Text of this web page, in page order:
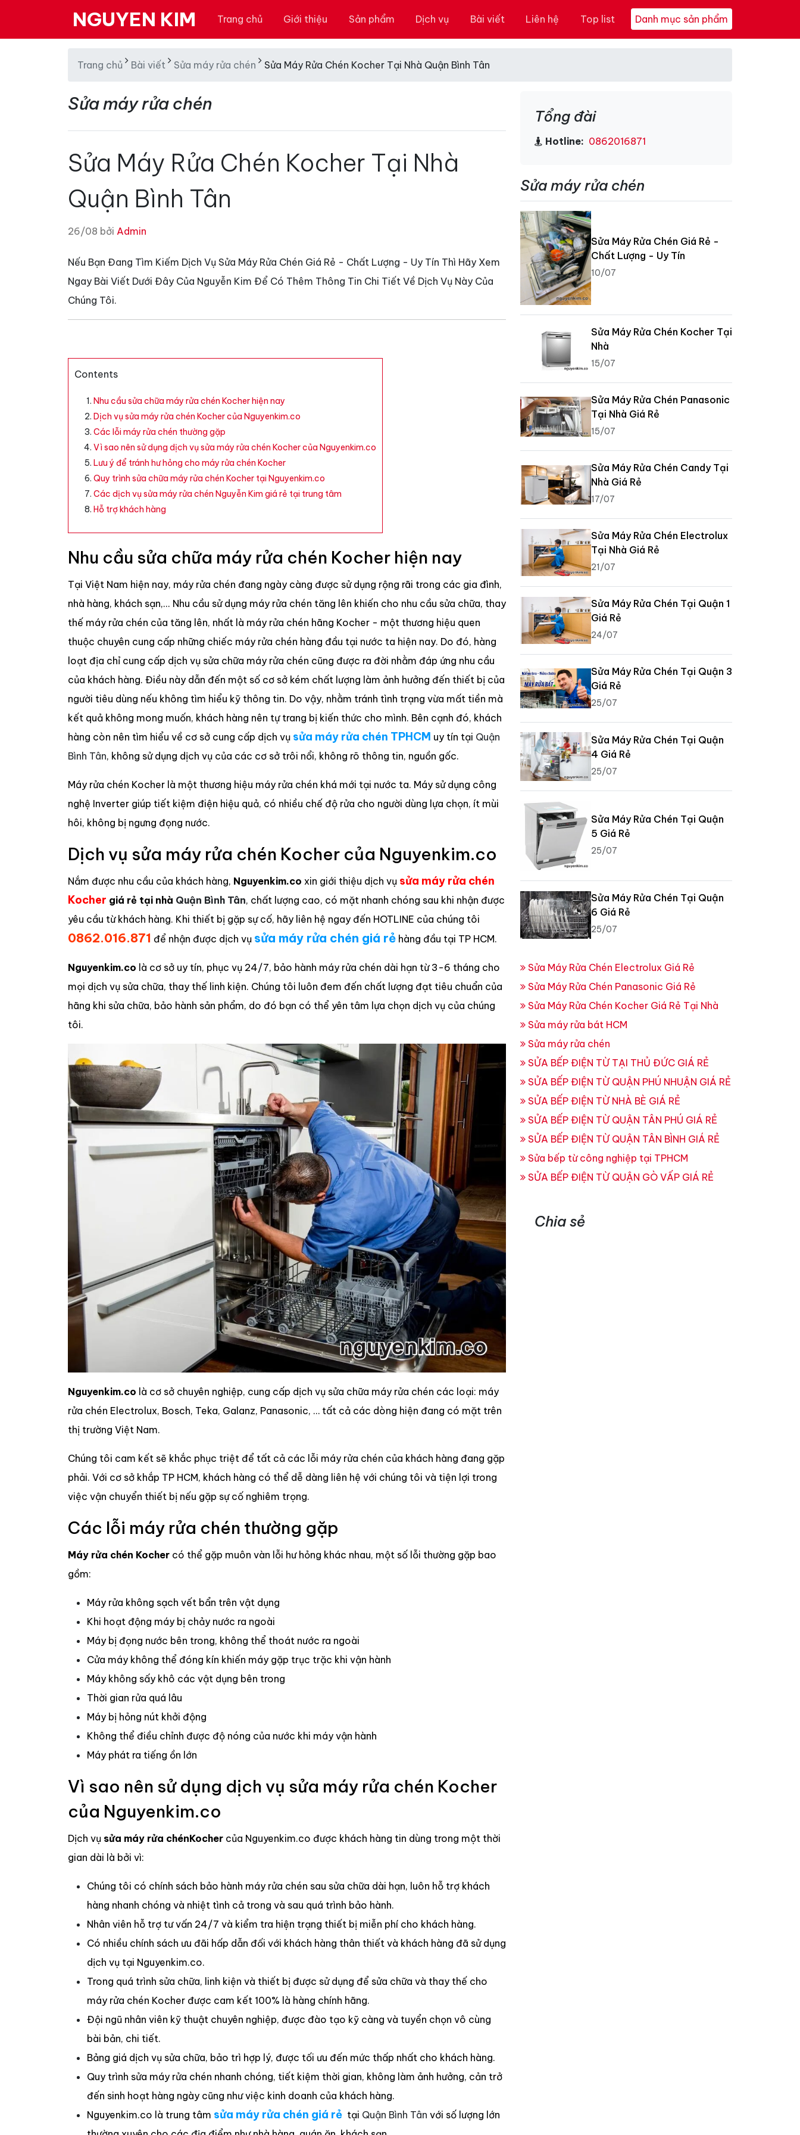
NGUYEN KIM Trang chủ Giới thiệu Sản phẩm Dịch vụ Bài viết Liên hệ Top list Danh mục sản phẩm
Trang chủ Bài viết Sửa máy rửa chén Sửa Máy Rửa Chén Kocher Tại Nhà Quận Bình Tân
Sửa máy rửa chén
Sửa Máy Rửa Chén Kocher Tại Nhà
Quận Bình Tân
26/08 bởi Admin
Nếu Bạn Đang Tìm Kiếm Dịch Vụ Sửa Máy Rửa Chén Giá Rẻ - Chất Lượng - Uy Tín Thì Hãy Xem
Ngay Bài Viết Dưới Đây Của Nguyễn Kim Để Có Thêm Thông Tin Chi Tiết Về Dịch Vụ Này Của
Chúng Tôi.
Contents
Nhu cầu sửa chữa máy rửa chén Kocher hiện nay
Dịch vụ sửa máy rửa chén Kocher của Nguyenkim.co
Các lỗi máy rửa chén thường gặp
Vì sao nên sử dụng dịch vụ sửa máy rửa chén Kocher của Nguyenkim.co
Lưu ý để tránh hư hỏng cho máy rửa chén Kocher
Quy trình sửa chữa máy rửa chén Kocher tại Nguyenkim.co
Các dịch vụ sửa máy rửa chén Nguyễn Kim giá rẻ tại trung tâm
Hỗ trợ khách hàng
Nhu cầu sửa chữa máy rửa chén Kocher hiện nay
Tại Việt Nam hiện nay, máy rửa chén đang ngày càng được sử dụng rộng rãi trong các gia đình,
nhà hàng, khách sạn,... Nhu cầu sử dụng máy rửa chén tăng lên khiến cho nhu cầu sửa chữa, thay
thế máy rửa chén của tăng lên, nhất là máy rửa chén hãng Kocher - một thương hiệu quen
thuộc chuyên cung cấp những chiếc máy rửa chén hàng đầu tại nước ta hiện nay. Do đó, hàng
loạt địa chỉ cung cấp dịch vụ sửa chữa máy rửa chén cũng được ra đời nhằm đáp ứng nhu cầu
của khách hàng. Điều này dẫn đến một số cơ sở kém chất lượng làm ảnh hưởng đến thiết bị của
người tiêu dùng nếu không tìm hiểu kỹ thông tin. Do vậy, nhằm tránh tình trạng vừa mất tiền mà
kết quả không mong muốn, khách hàng nên tự trang bị kiến thức cho mình. Bên cạnh đó, khách
hàng còn nên tìm hiểu về cơ sở cung cấp dịch vụ sửa máy rửa chén TPHCM uy tín tại Quận
Bình Tân, không sử dụng dịch vụ của các cơ sở trôi nổi, không rõ thông tin, nguồn gốc.
Máy rửa chén Kocher là một thương hiệu máy rửa chén khá mới tại nước ta. Máy sử dụng công
nghệ Inverter giúp tiết kiệm điện hiệu quả, có nhiều chế độ rửa cho người dùng lựa chọn, ít mùi
hôi, không bị ngưng đọng nước.
Dịch vụ sửa máy rửa chén Kocher của Nguyenkim.co
Nắm được nhu cầu của khách hàng, Nguyenkim.co xin giới thiệu dịch vụ sửa máy rửa chén
Kocher giá rẻ tại nhà Quận Bình Tân, chất lượng cao, có mặt nhanh chóng sau khi nhận được
yêu cầu từ khách hàng. Khi thiết bị gặp sự cố, hãy liên hệ ngay đến HOTLINE của chúng tôi
0862.016.871 để nhận được dịch vụ sửa máy rửa chén giá rẻ hàng đầu tại TP HCM.
Nguyenkim.co là cơ sở uy tín, phục vụ 24/7, bảo hành máy rửa chén dài hạn từ 3-6 tháng cho
mọi dịch vụ sửa chữa, thay thế linh kiện. Chúng tôi luôn đem đến chất lượng đạt tiêu chuẩn của
hãng khi sửa chữa, bảo hành sản phẩm, do đó bạn có thể yên tâm lựa chọn dịch vụ của chúng
tôi.
Nguyenkim.co là cơ sở chuyên nghiệp, cung cấp dịch vụ sửa chữa máy rửa chén các loại: máy
rửa chén Electrolux, Bosch, Teka, Galanz, Panasonic, … tất cả các dòng hiện đang có mặt trên
thị trường Việt Nam.
Chúng tôi cam kết sẽ khắc phục triệt để tất cả các lỗi máy rửa chén của khách hàng đang gặp
phải. Với cơ sở khắp TP HCM, khách hàng có thể dễ dàng liên hệ với chúng tôi và tiện lợi trong
việc vận chuyển thiết bị nếu gặp sự cố nghiêm trọng.
Các lỗi máy rửa chén thường gặp
Máy rửa chén Kocher có thể gặp muôn vàn lỗi hư hỏng khác nhau, một số lỗi thường gặp bao
gồm:
Máy rửa không sạch vết bẩn trên vật dụng
Khi hoạt động máy bị chảy nước ra ngoài
Máy bị đọng nước bên trong, không thể thoát nước ra ngoài
Cửa máy không thể đóng kín khiến máy gặp trục trặc khi vận hành
Máy không sấy khô các vật dụng bên trong
Thời gian rửa quá lâu
Máy bị hỏng nút khởi động
Không thể điều chỉnh được độ nóng của nước khi máy vận hành
Máy phát ra tiếng ồn lớn
Vì sao nên sử dụng dịch vụ sửa máy rửa chén Kocher
của Nguyenkim.co
Dịch vụ sửa máy rửa chénKocher của Nguyenkim.co được khách hàng tin dùng trong một thời
gian dài là bởi vì:
Chúng tôi có chính sách bảo hành máy rửa chén sau sửa chữa dài hạn, luôn hỗ trợ khách
hàng nhanh chóng và nhiệt tình cả trong và sau quá trình bảo hành.
Nhân viên hỗ trợ tư vấn 24/7 và kiểm tra hiện trạng thiết bị miễn phí cho khách hàng.
Có nhiều chính sách ưu đãi hấp dẫn đối với khách hàng thân thiết và khách hàng đã sử dụng
dịch vụ tại Nguyenkim.co.
Trong quá trình sửa chữa, linh kiện và thiết bị được sử dụng để sửa chữa và thay thế cho
máy rửa chén Kocher được cam kết 100% là hàng chính hãng.
Đội ngũ nhân viên kỹ thuật chuyên nghiệp, được đào tạo kỹ càng và tuyển chọn vô cùng
bài bản, chi tiết.
Bảng giá dịch vụ sửa chữa, bảo trì hợp lý, được tối ưu đến mức thấp nhất cho khách hàng.
Quy trình sửa máy rửa chén nhanh chóng, tiết kiệm thời gian, không làm ảnh hưởng, cản trở
đến sinh hoạt hàng ngày cũng như việc kinh doanh của khách hàng.
Nguyenkim.co là trung tâm sửa máy rửa chén giá rẻ tại Quận Bình Tân với số lượng lớn
Tổng đài
Hotline: 0862016871
Sửa máy rửa chén
Sửa Máy Rửa Chén Giá Rẻ -
Chất Lượng - Uy Tín
10/07
Sửa Máy Rửa Chén Kocher Tại
Nhà
15/07
Sửa Máy Rửa Chén Panasonic
Tại Nhà Giá Rẻ
15/07
Sửa Máy Rửa Chén Candy Tại
Nhà Giá Rẻ
17/07
Sửa Máy Rửa Chén Electrolux
Tại Nhà Giá Rẻ
21/07
Sửa Máy Rửa Chén Tại Quận 1
Giá Rẻ
24/07
Sửa Máy Rửa Chén Tại Quận 3
Giá Rẻ
25/07
Sửa Máy Rửa Chén Tại Quận
4 Giá Rẻ
25/07
Sửa Máy Rửa Chén Tại Quận
5 Giá Rẻ
25/07
Sửa Máy Rửa Chén Tại Quận
6 Giá Rẻ
25/07
Sửa Máy Rửa Chén Electrolux Giá Rẻ
Sửa Máy Rửa Chén Panasonic Giá Rẻ
Sửa Máy Rửa Chén Kocher Giá Rẻ Tại Nhà
Sửa máy rửa bát HCM
Sửa máy rửa chén
SỬA BẾP ĐIỆN TỪ TẠI THỦ ĐỨC GIÁ RẺ
SỬA BẾP ĐIỆN TỪ QUẬN PHÚ NHUẬN GIÁ RẺ
SỬA BẾP ĐIỆN TỪ NHÀ BÈ GIÁ RẺ
SỬA BẾP ĐIỆN TỪ QUẬN TÂN PHÚ GIÁ RẺ
SỬA BẾP ĐIỆN TỪ QUẬN TÂN BÌNH GIÁ RẺ
Sửa bếp từ công nghiệp tại TPHCM
SỬA BẾP ĐIỆN TỪ QUẬN GÒ VẤP GIÁ RẺ
Chia sẻ